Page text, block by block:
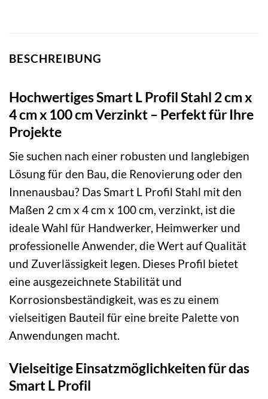
BESCHREIBUNG
Hochwertiges Smart L Profil Stahl 2 cm x
4 cm x 100 cm Verzinkt – Perfekt für Ihre
Projekte
Sie suchen nach einer robusten und langlebigen
Lösung für den Bau, die Renovierung oder den
Innenausbau? Das Smart L Profil Stahl mit den
Maßen 2 cm x 4 cm x 100 cm, verzinkt, ist die
ideale Wahl für Handwerker, Heimwerker und
professionelle Anwender, die Wert auf Qualität
und Zuverlässigkeit legen. Dieses Profil bietet
eine ausgezeichnete Stabilität und
Korrosionsbeständigkeit, was es zu einem
vielseitigen Bauteil für eine breite Palette von
Anwendungen macht.
Vielseitige Einsatzmöglichkeiten für das
Smart L Profil